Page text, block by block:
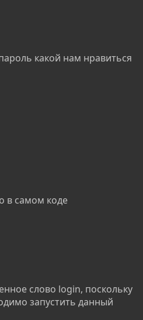
какой нам нравиться
в самом коде
слово login, поскольку
запустить данный